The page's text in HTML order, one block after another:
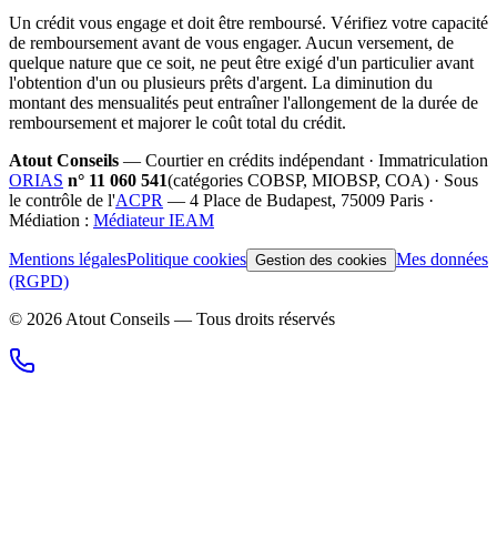
Un crédit vous engage et doit être remboursé. Vérifiez votre capacité
de remboursement avant de vous engager. Aucun versement, de
quelque nature que ce soit, ne peut être exigé d'un particulier avant
l'obtention d'un ou plusieurs prêts d'argent. La diminution du
montant des mensualités peut entraîner l'allongement de la durée de
remboursement et majorer le coût total du crédit.
Atout Conseils — Courtier en crédits indépendant · Immatriculation
ORIAS n° 11 060 541(catégories COBSP, MIOBSP, COA) · Sous
le contrôle de l'ACPR — 4 Place de Budapest, 75009 Paris ·
Médiation : Médiateur IEAM
Mentions légalesPolitique cookies Gestion des cookies Mes données
(RGPD)
© 2026 Atout Conseils — Tous droits réservés